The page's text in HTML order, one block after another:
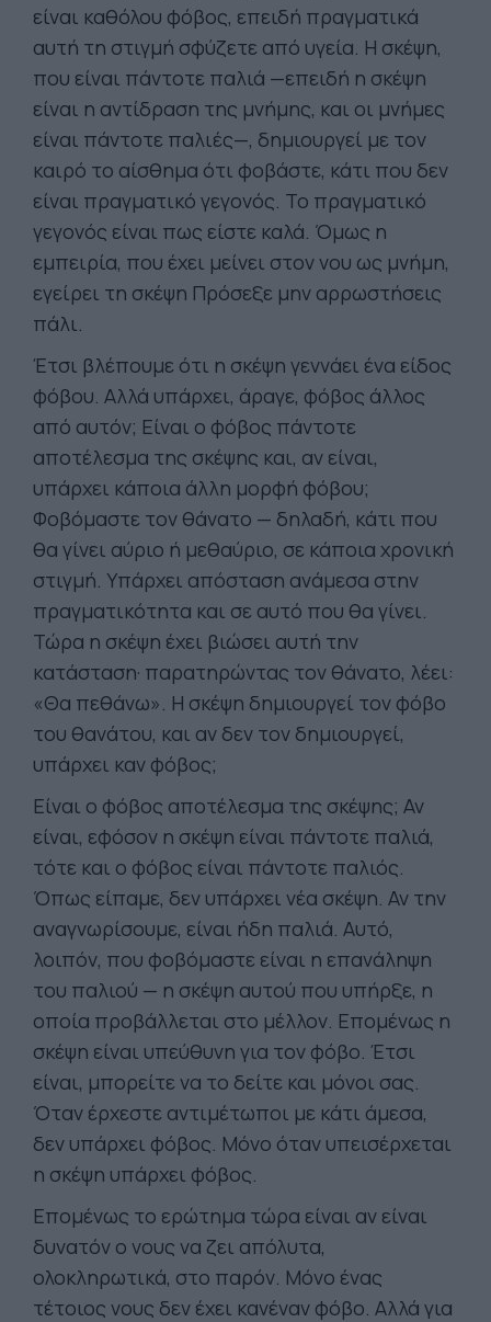
είναι καθόλου φόβος, επειδή πραγματικά
αυτή τη στιγμή σφύζετε από υγεία. Η σκέψη,
που είναι πάντοτε παλιά —επειδή η σκέψη
είναι η αντίδραση της μνήμης, και οι μνήμες
είναι πάντοτε παλιές—, δημιουργεί με τον
καιρό το αίσθημα ότι φοβάστε, κάτι που δεν
είναι πραγματικό γεγονός. Το πραγματικό
γεγονός είναι πως είστε καλά. Όμως η
εμπειρία, που έχει μείνει στον νου ως μνήμη,
εγείρει τη σκέψη Πρόσεξε μην αρρωστήσεις
πάλι.
Έτσι βλέπουμε ότι η σκέψη γεννάει ένα είδος
φόβου. Αλλά υπάρχει, άραγε, φόβος άλλος
από αυτόν; Είναι ο φόβος πάντοτε
αποτέλεσμα της σκέψης και, αν είναι,
υπάρχει κάποια άλλη μορφή φόβου;
Φοβόμαστε τον θάνατο — δηλαδή, κάτι που
θα γίνει αύριο ή μεθαύριο, σε κάποια χρονική
στιγμή. Υπάρχει απόσταση ανάμεσα στην
πραγματικότητα και σε αυτό που θα γίνει.
Τώρα η σκέψη έχει βιώσει αυτή την
κατάσταση· παρατηρώντας τον θάνατο, λέει:
«Θα πεθάνω». Η σκέψη δημιουργεί τον φόβο
του θανάτου, και αν δεν τον δημιουργεί,
υπάρχει καν φόβος;
Είναι ο φόβος αποτέλεσμα της σκέψης; Αν
είναι, εφόσον η σκέψη είναι πάντοτε παλιά,
τότε και ο φόβος είναι πάντοτε παλιός.
Όπως είπαμε, δεν υπάρχει νέα σκέψη. Αν την
αναγνωρίσουμε, είναι ήδη παλιά. Αυτό,
λοιπόν, που φοβόμαστε είναι η επανάληψη
του παλιού — η σκέψη αυτού που υπήρξε, η
οποία προβάλλεται στο μέλλον. Επομένως η
σκέψη είναι υπεύθυνη για τον φόβο. Έτσι
είναι, μπορείτε να το δείτε και μόνοι σας.
Όταν έρχεστε αντιμέτωποι με κάτι άμεσα,
δεν υπάρχει φόβος. Μόνο όταν υπεισέρχεται
η σκέψη υπάρχει φόβος.
Επομένως το ερώτημα τώρα είναι αν είναι
δυνατόν ο νους να ζει απόλυτα,
ολοκληρωτικά, στο παρόν. Μόνο ένας
τέτοιος νους δεν έχει κανέναν φόβο. Αλλά για